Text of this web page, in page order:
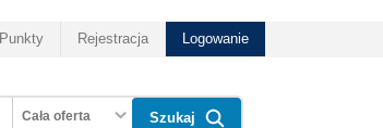
Punkty Rejestracja Logowanie
Cała oferta Szukaj